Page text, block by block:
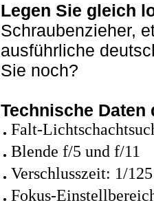
Legen Sie gleich
Schraubenzieher,
ausführliche
Sie noch?
Technische Daten
Falt-
Blende f/5 und f/11
Verschlusszeit: 1/
Fokus-